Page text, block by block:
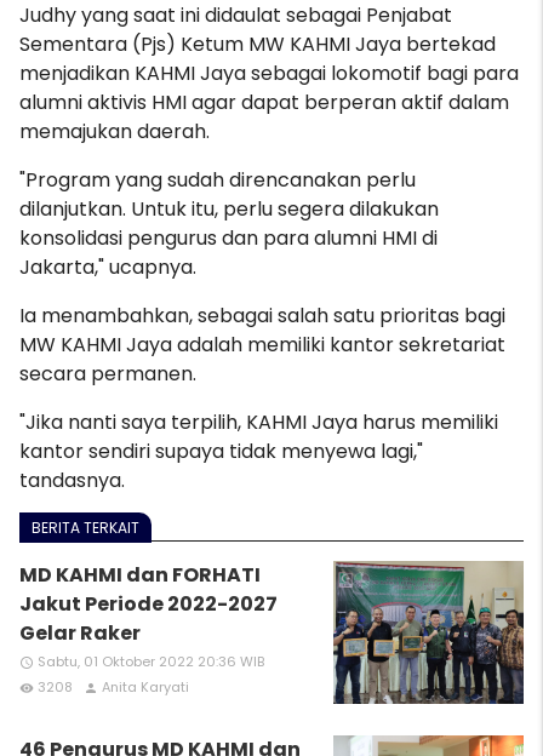
Judhy yang saat ini didaulat sebagai Penjabat
Sementara (Pjs) Ketum MW KAHMI Jaya bertekad
menjadikan KAHMI Jaya sebagai lokomotif bagi para
alumni aktivis HMI agar dapat berperan aktif dalam
memajukan daerah.
"Program yang sudah direncanakan perlu
dilanjutkan. Untuk itu, perlu segera dilakukan
konsolidasi pengurus dan para alumni HMI di
Jakarta," ucapnya.
Ia menambahkan, sebagai salah satu prioritas bagi
MW KAHMI Jaya adalah memiliki kantor sekretariat
secara permanen.
"Jika nanti saya terpilih, KAHMI Jaya harus memiliki
kantor sendiri supaya tidak menyewa lagi,"
tandasnya.
BERITA TERKAIT
MD KAHMI dan FORHATI
Jakut Periode 2022-2027
Gelar Raker
access_time Sabtu, 01 Oktober 2022 20:36 WIB
remove_red_eye 3208 person Anita Karyati
46 Pengurus MD KAHMI dan